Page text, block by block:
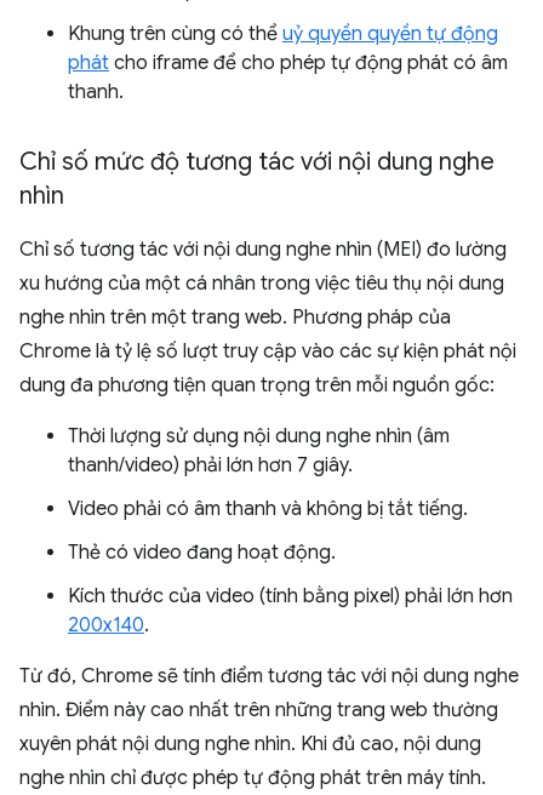
Khung trên cùng có thể uỷ quyền quyền tự động
phát cho iframe để cho phép tự động phát có âm
thanh.
Chỉ số mức độ tương tác với nội dung nghe
nhìn
Chỉ số tương tác với nội dung nghe nhìn (MEI) đo lường
xu hướng của một cá nhân trong việc tiêu thụ nội dung
nghe nhìn trên một trang web. Phương pháp của
Chrome là tỷ lệ số lượt truy cập vào các sự kiện phát nội
dung đa phương tiện quan trọng trên mỗi nguồn gốc:
Thời lượng sử dụng nội dung nghe nhìn (âm
thanh/video) phải lớn hơn 7 giây.
Video phải có âm thanh và không bị tắt tiếng.
Thẻ có video đang hoạt động.
Kích thước của video (tính bằng pixel) phải lớn hơn
200x140.
Từ đó, Chrome sẽ tính điểm tương tác với nội dung nghe
nhìn. Điểm này cao nhất trên những trang web thường
xuyên phát nội dung nghe nhìn. Khi đủ cao, nội dung
nghe nhìn chỉ được phép tự động phát trên máy tính.